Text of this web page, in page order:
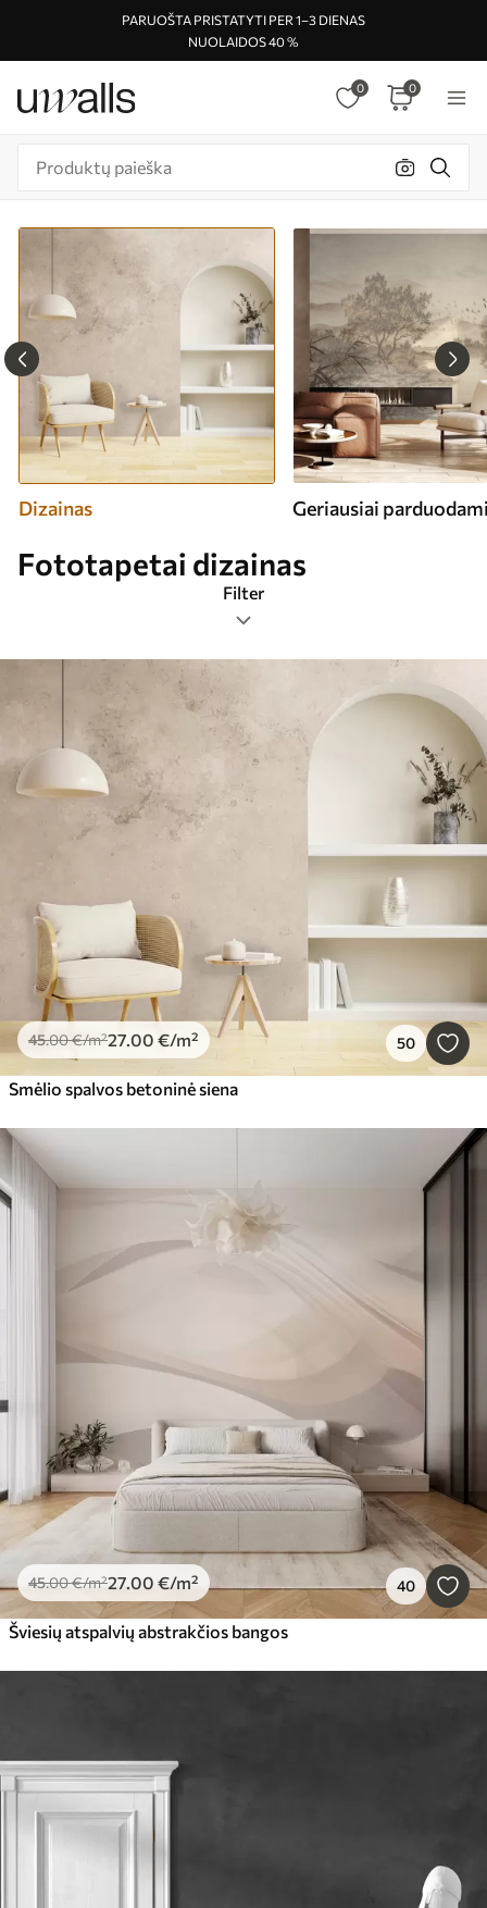
PARUOŠTA PRISTATYTI PER 1–3 DIENAS
NUOLAIDOS 40 %
0 0
Dizainas Geriausiai
Fototapetai dizainas
Filter
Žymos
Vaizdo formatas
Spalva
Išmanusis
45.00€/m²27.00 €/m² 50
Smėlio spalvos betoninė siena
45.00€/m²27.00 €/m² 40
Šviesių atspalvių abstrakčios bangos